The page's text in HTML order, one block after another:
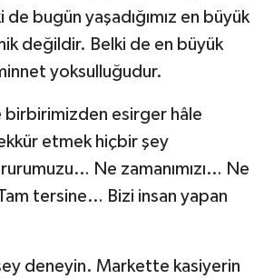
bugün yaşadığımız en büyük
değildir. Belki de en büyük
yoksulluğudur.
birbirimizden esirger hâle
etmek hiçbir şey
Ne zamanımızı… Ne
tersine… Bizi insan yapan
deneyin. Markette kasiyerin